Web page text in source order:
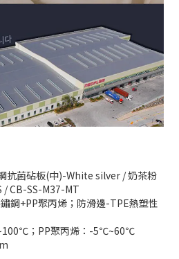
菌砧板(中)-White silver / 奶茶粉
/ CB-SS-M37-MT
+PP聚丙烯；防滑邊-TPE熱塑性
；PP聚丙烯：-5℃~60℃